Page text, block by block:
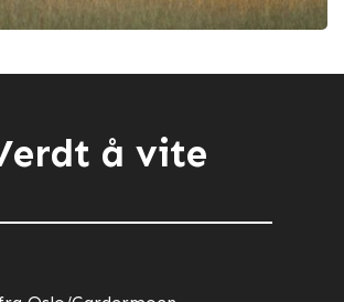
å vite